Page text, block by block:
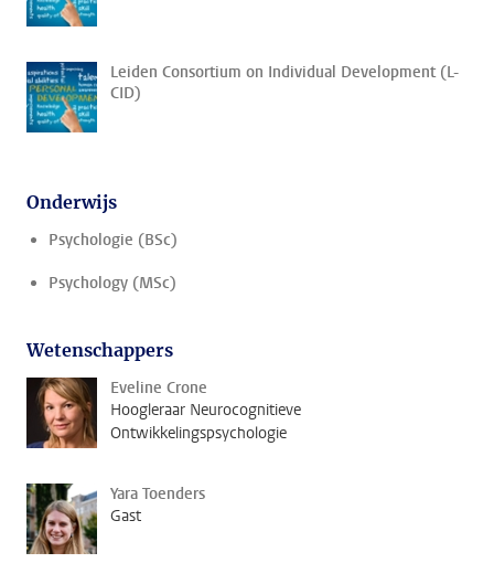
Leiden Consortium on Individual Development (L-
CID)
Onderwijs
Psychologie (BSc)
Psychology (MSc)
Wetenschappers
Eveline Crone
Hoogleraar Neurocognitieve
Ontwikkelingspsychologie
Yara Toenders
Gast